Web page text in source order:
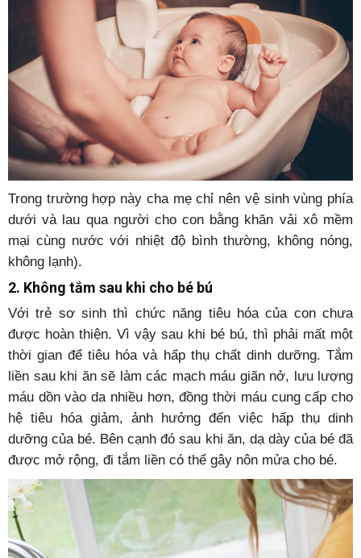
Trong trường hợp này cha mẹ chỉ nên vệ sinh vùng phía
dưới và lau qua người cho con bằng khăn vải xô mềm
mại cùng nước với nhiệt độ bình thường, không nóng,
không lạnh).
2. Không tắm sau khi cho bé bú
Với trẻ sơ sinh thì chức năng tiêu hóa của con chưa
được hoàn thiện. Vì vậy sau khi bé bú, thì phải mất một
thời gian để tiêu hóa và hấp thụ chất dinh dưỡng. Tắm
liền sau khi ăn sẽ làm các mạch máu giãn nở, lưu lượng
máu dồn vào da nhiều hơn, đồng thời máu cung cấp cho
hệ tiêu hóa giảm, ảnh hưởng đến việc hấp thụ dinh
dưỡng của bé. Bên cạnh đó sau khi ăn, dạ dày của bé đã
được mở rộng, đi tắm liền có thể gây nôn mửa cho bé.